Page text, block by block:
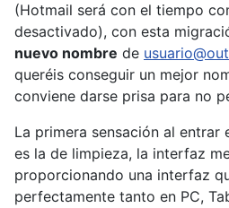
(Hotmail será con el tiempo
desactivado), con esta
nuevo nombre de
queréis conseguir un mejor
conviene darse prisa para no
La primera sensación al entrar
es la de limpieza, la interfaz
proporcionando una interfaz
perfectamente tanto en PC,